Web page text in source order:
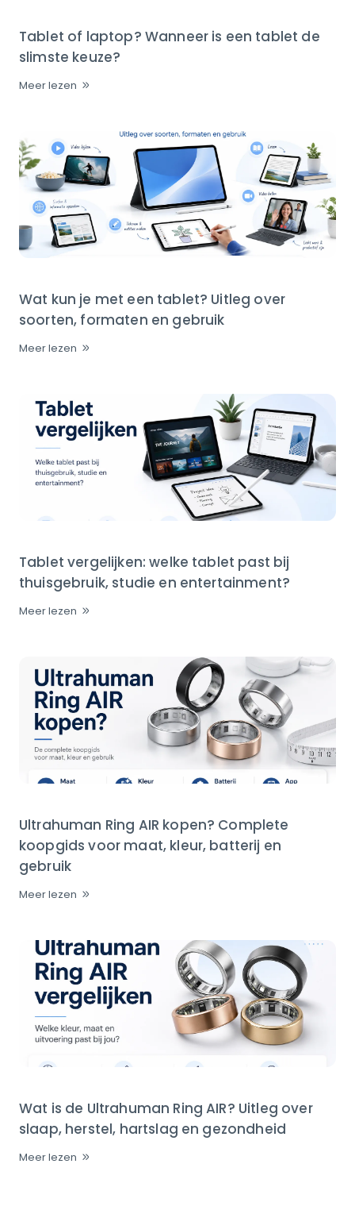
Tablet of laptop? Wanneer is een tablet de
slimste keuze?
Meer lezen
Wat kun je met een tablet? Uitleg over
soorten, formaten en gebruik
Meer lezen
Tablet vergelijken: welke tablet past bij
thuisgebruik, studie en entertainment?
Meer lezen
Ultrahuman Ring AIR kopen? Complete
koopgids voor maat, kleur, batterij en
gebruik
Meer lezen
Wat is de Ultrahuman Ring AIR? Uitleg over
slaap, herstel, hartslag en gezondheid
Meer lezen